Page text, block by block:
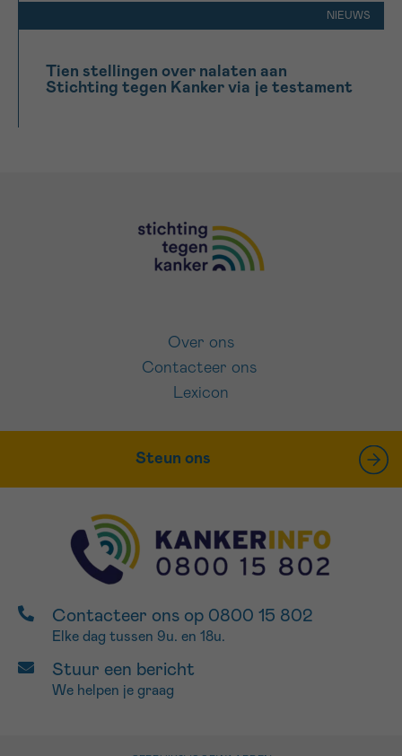
NIEUWS
Tien stellingen over nalaten aan
Stichting tegen Kanker via je testament
Over ons
Contacteer ons
Lexicon
Steun ons
Contacteer ons op 0800 15 802
Elke dag tussen 9u. en 18u.
Stuur een bericht
We helpen je graag